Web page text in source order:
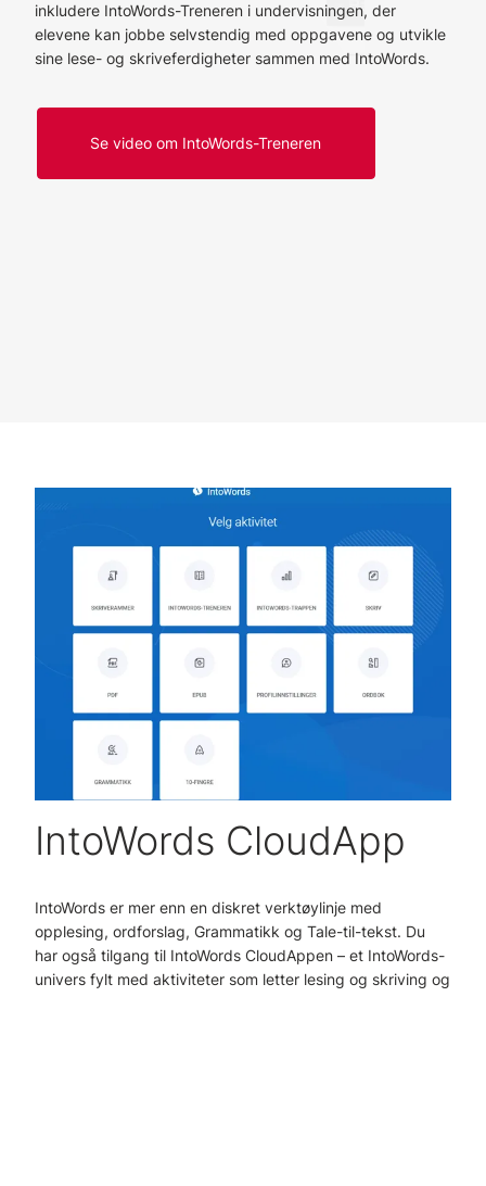
inkludere IntoWords-Treneren i undervisningen, der
elevene kan jobbe selvstendig med oppgavene og utvikle
sine lese- og skriveferdigheter sammen med IntoWords.
Se video om IntoWords-Treneren
IntoWords CloudApp
IntoWords er mer enn en diskret verktøylinje med
opplesing, ordforslag, Grammatikk og Tale-til-tekst. Du
har også tilgang til IntoWords CloudAppen – et IntoWords-
univers fylt med aktiviteter som letter lesing og skriving og